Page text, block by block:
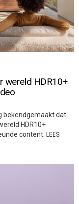
wereld HDR10+
bekendgemaakt dat
HDR10+
content. LEES